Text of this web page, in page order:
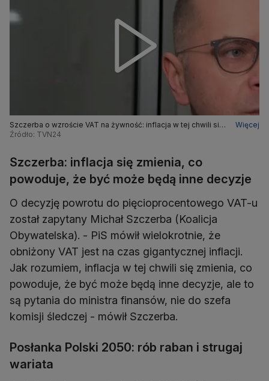
Szczerba o wzroście VAT na żywność: inflacja w tej chwili się
zmienia, co powoduje, że być może będą inne decyzje
Więcej
Źródło: TVN24
Szczerba: inflacja się zmienia, co
powoduje, że być może będą inne decyzje
O decyzję powrotu do pięcioprocentowego VAT-u
został zapytany Michał Szczerba (Koalicja
Obywatelska). - PiS mówił wielokrotnie, że
obniżony VAT jest na czas gigantycznej inflacji.
Jak rozumiem, inflacja w tej chwili się zmienia, co
powoduje, że być może będą inne decyzje, ale to
są pytania do ministra finansów, nie do szefa
komisji śledczej - mówił Szczerba.
Posłanka Polski 2050: rób raban i strugaj
wariata